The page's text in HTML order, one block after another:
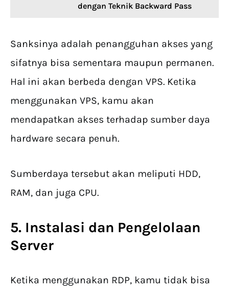
dengan Teknik Backward Pass
Sanksinya adalah penangguhan akses yang
sifatnya bisa sementara maupun permanen.
Hal ini akan berbeda dengan VPS. Ketika
menggunakan VPS, kamu akan
mendapatkan akses terhadap sumber daya
hardware secara penuh.
Sumberdaya tersebut akan meliputi HDD,
RAM, dan juga CPU.
5. Instalasi dan Pengelolaan
Server
Ketika menggunakan RDP, kamu tidak bisa